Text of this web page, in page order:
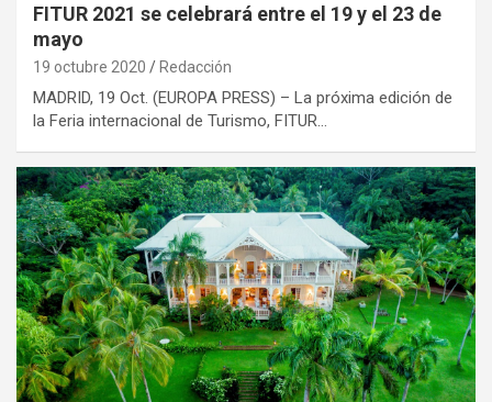
FITUR 2021 se celebrará entre el 19 y el 23 de
mayo
19 octubre 2020 Redacción
MADRID, 19 Oct. (EUROPA PRESS) – La próxima edición de
la Feria internacional de Turismo, FITUR…